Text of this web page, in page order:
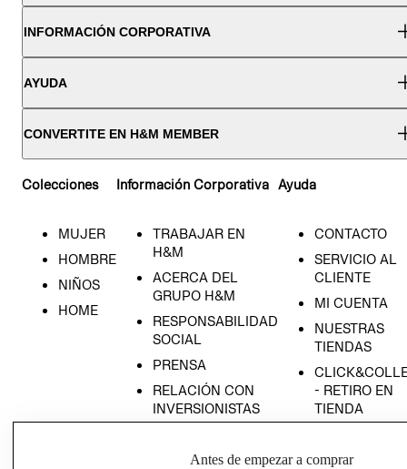
INFORMACIÓN CORPORATIVA
AYUDA
CONVERTITE EN H&M MEMBER
Colecciones
MUJER
HOMBRE
NIÑOS
HOME
Información Corporativa
TRABAJAR EN
H&M
ACERCA DEL
GRUPO H&M
RESPONSABILIDAD
SOCIAL
PRENSA
RELACIÓN CON
INVERSIONISTAS
EMPRESARIAL
Ayuda
CONTACTO
SERVICIO AL
CLIENTE
MI CUENTA
NUESTRAS
TIENDAS
- RETIRO EN
TIENDA
Antes de empezar a comprar